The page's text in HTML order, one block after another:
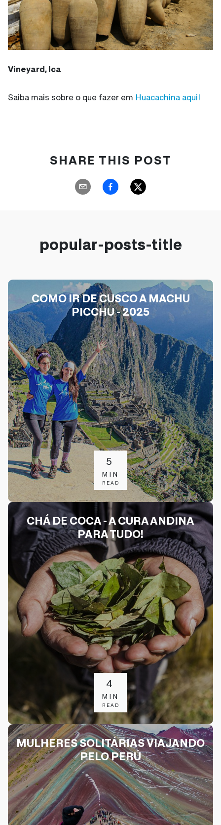
Vineyard, Ica
Saiba mais sobre o que fazer em Huacachina aqui!
SHARE THIS POST
popular-posts-title
COMO IR DE CUSCO A MACHU
PICCHU - 2025
5
MIN
READ
CHÁ DE COCA - A CURA ANDINA
PARA TUDO!
4
MIN
READ
MULHERES SOLITÁRIAS VIAJANDO
PELO PERÚ